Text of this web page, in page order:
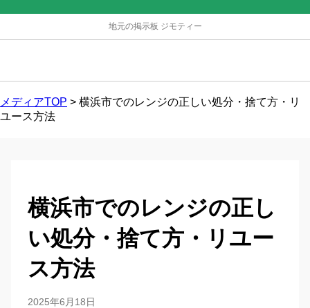
地元の掲示板 ジモティー
メディアTOP > 横浜市でのレンジの正しい処分・捨て方・リ
ユース方法
横浜市でのレンジの正し
い処分・捨て方・リユー
ス方法
2025年6月18日